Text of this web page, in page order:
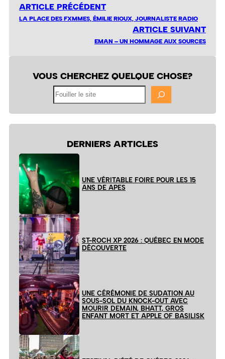
ARTICLE PRÉCÉDENT
LA PLACE DES FXMMES, ÉMILIE RIOUX, JOURNALISTE RADIO
ARTICLE SUIVANT
EMAN – UN HOMMAGE AUX SOURCES
VOUS CHERCHEZ QUELQUE CHOSE?
DERNIERS ARTICLES
UNE VÉRITABLE FOIRE POUR LES 15
ANS DE APES
ST-ROCH XP 2026 : QUÉBEC EN MODE
DÉCOUVERTE
UNE CÉRÉMONIE DE SUDATION AU
SOUS-SOL DU KNOCK-OUT AVEC
MOURIR DEMAIN, BHATT, GROS
ENFANT MORT ET APPLE OF BASILISK